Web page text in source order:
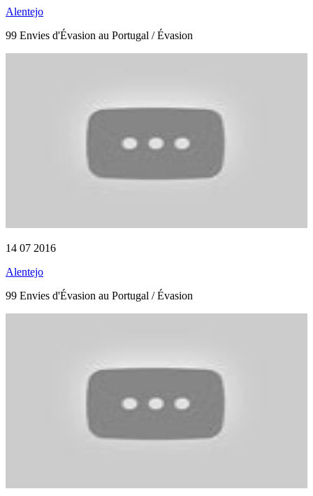
Alentejo
99 Envies d'Évasion au Portugal / Évasion
14 07 2016
Alentejo
99 Envies d'Évasion au Portugal / Évasion